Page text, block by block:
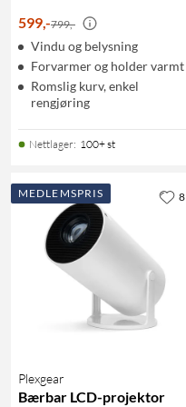
599,-799,-
Vindu og belysning
Forvarmer og holder varmt
Romslig kurv, enkel
rengjøring
Nettlager: 100+ st
MEDLEMSPRIS
Plexgear
Bærbar LCD-projektor
8